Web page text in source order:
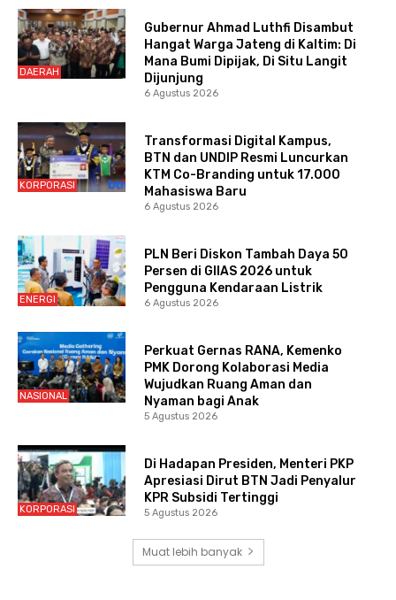
DAERAH
Gubernur Ahmad Luthfi Disambut
Hangat Warga Jateng di Kaltim: Di
Mana Bumi Dipijak, Di Situ Langit
Dijunjung
6 Agustus 2026
KORPORASI
Transformasi Digital Kampus,
BTN dan UNDIP Resmi Luncurkan
KTM Co-Branding untuk 17.000
Mahasiswa Baru
6 Agustus 2026
ENERGI
PLN Beri Diskon Tambah Daya 50
Persen di GIIAS 2026 untuk
Pengguna Kendaraan Listrik
6 Agustus 2026
NASIONAL
Perkuat Gernas RANA, Kemenko
PMK Dorong Kolaborasi Media
Wujudkan Ruang Aman dan
Nyaman bagi Anak
5 Agustus 2026
KORPORASI
Di Hadapan Presiden, Menteri PKP
Apresiasi Dirut BTN Jadi Penyalur
KPR Subsidi Tertinggi
5 Agustus 2026
Muat lebih banyak